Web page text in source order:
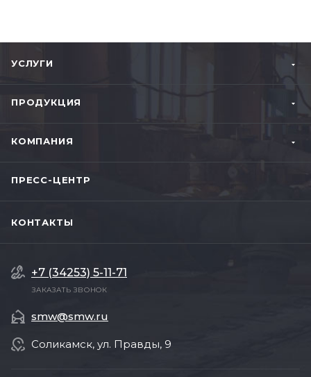
УСЛУГИ
ПРОДУКЦИЯ
КОМПАНИЯ
ПРЕСС-ЦЕНТР
КОНТАКТЫ
+7 (34253) 5-11-71
ЗАКАЗАТЬ ЗВОНОК
smw@smw.ru
Соликамск, ул. Правды, 9